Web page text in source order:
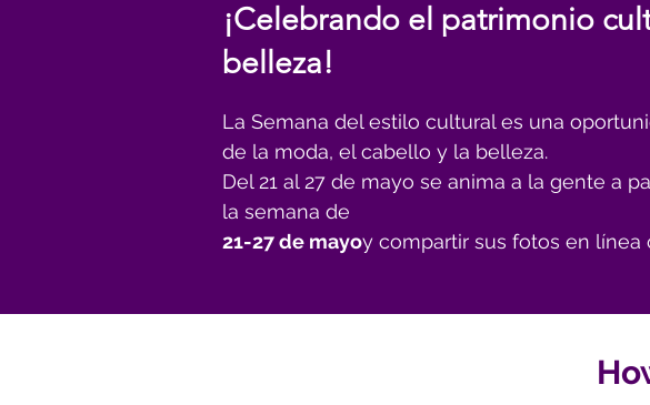
¡Celebrando el patrimonio
belleza!
La Semana del estilo cultural es una
de la moda, el cabello y la belleza.
Del 21 al 27 de mayo se anima a la gente a
la semana de
21-27 de mayoy compartir sus fotos en línea